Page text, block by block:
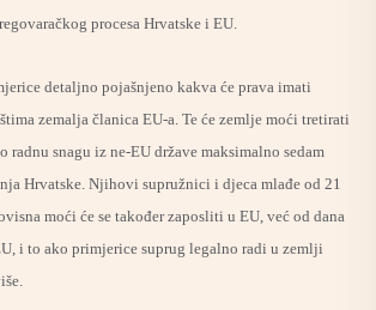
procesa Hrvatske i EU.
detaljno pojašnjeno kakva će prava imati
zemalja članica EU-a. Te će zemlje moći tretirati
radnu snagu iz ne-EU države maksimalno sedam
Hrvatske. Njihovi supružnici i djeca mlađe od 21
moći će se također zaposliti u EU, već od dana
i to ako primjerice suprug legalno radi u zemlji